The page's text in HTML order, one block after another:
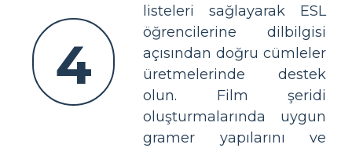
4
listeleri sağlayarak ESL
öğrencilerine dilbilgisi
açısından doğru cümleler
üretmelerinde destek
olun. Film şeridi
oluşturmalarında uygun
gramer yapılarını ve